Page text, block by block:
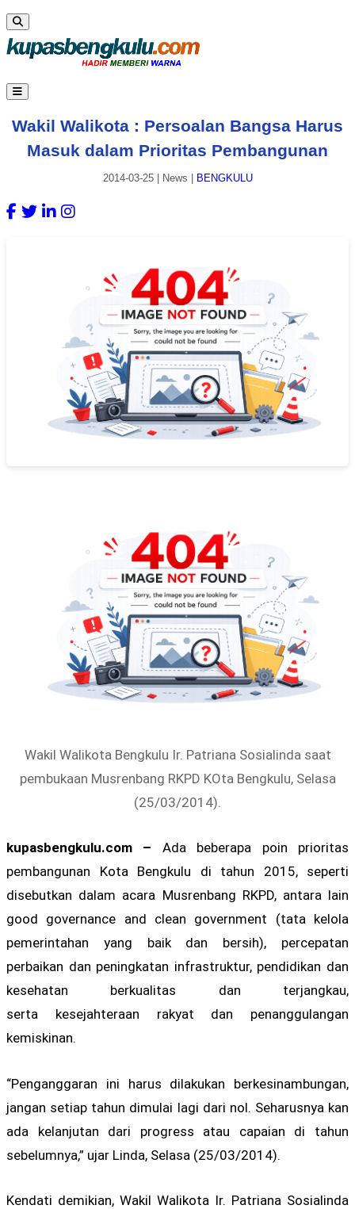
Wakil Walikota : Persoalan Bangsa Harus
Masuk dalam Prioritas Pembangunan
2014-03-25| News BENGKULU
Wakil Walikota Bengkulu Ir. Patriana Sosialinda saat
pembukaan Musrenbang RKPD KOta Bengkulu, Selasa
(25/03/2014).
kupasbengkulu.com – Ada beberapa poin prioritas
pembangunan Kota Bengkulu di tahun 2015, seperti
disebutkan dalam acara Musrenbang RKPD, antara lain
good governance and clean government (tata kelola
pemerintahan yang baik dan bersih), percepatan
perbaikan dan peningkatan infrastruktur, pendidikan dan
kesehatan berkualitas dan terjangkau,
serta kesejahteraan rakyat dan penanggulangan
kemiskinan.
“Penganggaran ini harus dilakukan berkesinambungan,
jangan setiap tahun dimulai lagi dari nol. Seharusnya kan
ada kelanjutan dari progress atau capaian di tahun
sebelumnya,” ujar Linda, Selasa (25/03/2014).
Kendati demikian, Wakil Walikota Ir. Patriana Sosialinda